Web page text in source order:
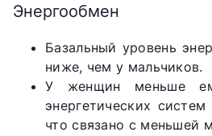
Энергообмен
Базальный уровень
ниже, чем у мальчиков.
У женщин меньше
энергетических
что связано с меньшей